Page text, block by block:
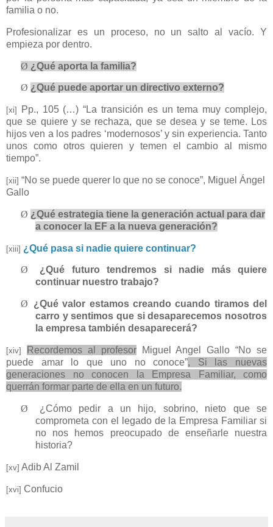
familia o no.
Profesionalizar es un proceso, no un salto al vacío. Y
empieza por dentro.
Ø ¿Qué aporta la familia?
Ø ¿Qué puede aportar un directivo externo?
[xi]
Pp., 105 (…) “La transición es un tema muy complejo,
que se quiere y se rechaza, que se desea y se teme. Los
hijos ven a los padres ‘modernosos’ y sin experiencia. Tanto
unos como otros quieren y temen el cambio al mismo
tiempo”.
[xii] “No se puede querer lo que no se conoce”, Miguel Ángel
Gallo
Ø ¿Qué estrategia tiene la generación actual para dar
a conocer la EF a la nueva generación?
[xiii] ¿Qué pasa si nadie quiere continuar?
Ø
¿Qué futuro tendremos si nadie más quiere
continuar nuestro trabajo?
Ø
¿Qué valor estamos creando cuando tiramos del
carro y sentimos que si desaparecemos nosotros
la empresa también desaparecerá?
[xiv] Recordemos al profesorMiguel Angel Gallo “No se
puede amar lo que uno no conoce”, Si las nuevas
generaciones no conocen la Empresa Familiar, como
querrán formar parte de ella en un futuro.
Ø
¿Cómo pedir a un hijo, sobrino, nieto que se
comprometa con el legado de la Empresa Familiar si
no nos hemos preocupado de enseñarle nuestra
historia?
[xv] Adib Al Zamil
[xvi] Confucio